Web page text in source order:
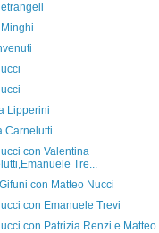
Lipperini
Carnelutti
con Valentina
Tre...
con Matteo Nucci
con Emanuele Trevi
con Patrizia Renzi e Matteo